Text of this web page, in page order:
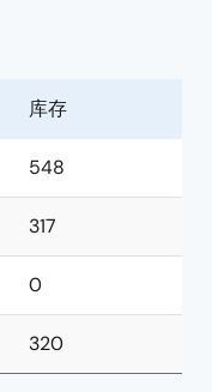
库存
548
317
0
320